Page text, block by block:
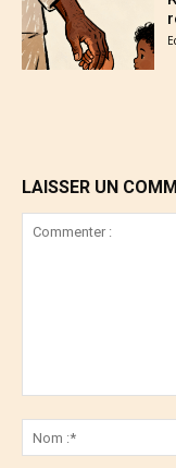
LAISSER UN